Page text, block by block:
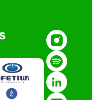
– Núcleo
Vale do
de
de
o setor.